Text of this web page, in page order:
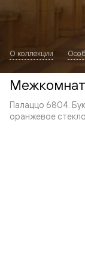
О коллекции
Палаццо 6804.
оранжевое